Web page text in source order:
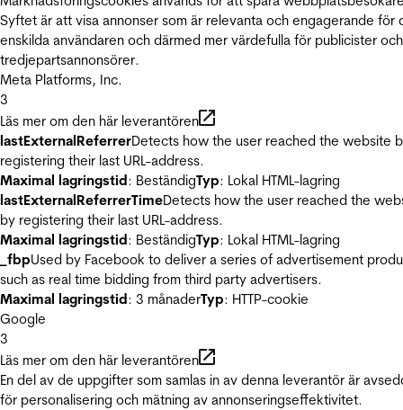
Syftet är att visa annonser som är relevanta och engagerande för
enskilda användaren och därmed mer värdefulla för publicister och
tredjepartsannonsörer.
Meta Platforms, Inc.
3
Läs mer om den här leverantören
lastExternalReferrerDetects how the user reached the website
registering their last URL-address.
Maximal lagringstid: BeständigTyp: Lokal HTML-lagring
lastExternalReferrerTimeDetects how the user reached the
by registering their last URL-address.
Maximal lagringstid: BeständigTyp: Lokal HTML-lagring
_fbpUsed by Facebook to deliver a series of advertisement
such as real time bidding from third party advertisers.
Maximal lagringstid: 3 månaderTyp: HTTP-cookie
Google
3
Läs mer om den här leverantören
En del av de uppgifter som samlas in av denna leverantör är
för personalisering och mätning av annonseringseffektivitet.